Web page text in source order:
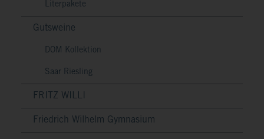
Literpakete
Gutsweine
DOM Kollektion
Saar Riesling
FRITZ WILLI
Friedrich Wilhelm Gymnasium